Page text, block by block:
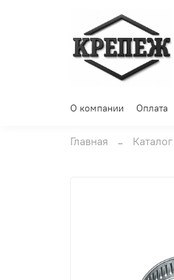
О компании Оплата
Главная Каталог